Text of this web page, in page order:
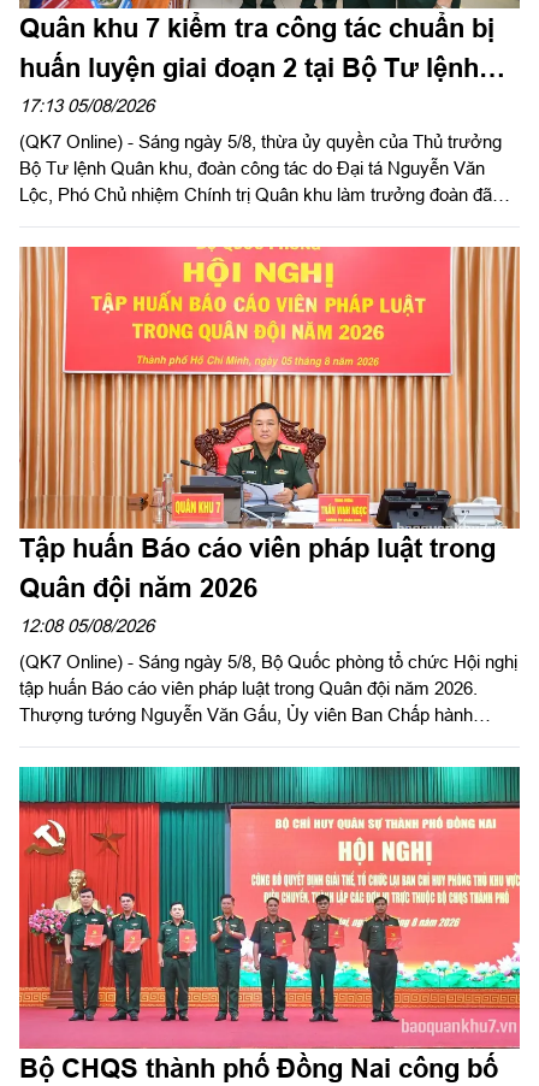
Quân khu 7 kiểm tra công tác chuẩn bị
huấn luyện giai đoạn 2 tại Bộ Tư lệnh
Thành phố Hồ Chí Minh
17:13 05/08/2026
(QK7 Online) - Sáng ngày 5/8, thừa ủy quyền của Thủ trưởng
Bộ Tư lệnh Quân khu, đoàn công tác do Đại tá Nguyễn Văn
Lộc, Phó Chủ nhiệm Chính trị Quân khu làm trưởng đoàn đã
năm 2026 tại Trung đoàn Minh Đạm và Ban Chỉ huy Quân sự
(CHQS) phường Tam Long (Bộ Tư lệnh TP Hồ Chí Minh).
Tập huấn Báo cáo viên pháp luật trong
Quân đội năm 2026
12:08 05/08/2026
(QK7 Online) - Sáng ngày 5/8, Bộ Quốc phòng tổ chức Hội nghị
tập huấn Báo cáo viên pháp luật trong Quân đội năm 2026.
Thượng tướng Nguyễn Văn Gấu, Ủy viên Ban Chấp hành
Bộ Quốc phòng, Chủ tịch Hội đồng Phổ biến, giáo dục pháp luật
Bộ Quốc phòng chủ trì hội nghị. Hội nghị được tổ chức bằng
hình thức trực tiếp kết hợp với trực tuyến tại 122 điểm cầu
trong toàn quân.
Bộ CHQS thành phố Đồng Nai công bố